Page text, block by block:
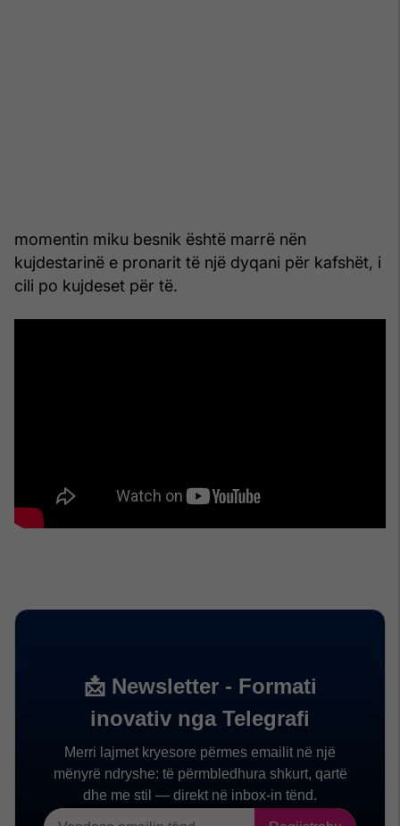
momentin miku besnik është marrë nën
kujdestarinë e pronarit të një dyqani për kafshët, i
cili po kujdeset për të.